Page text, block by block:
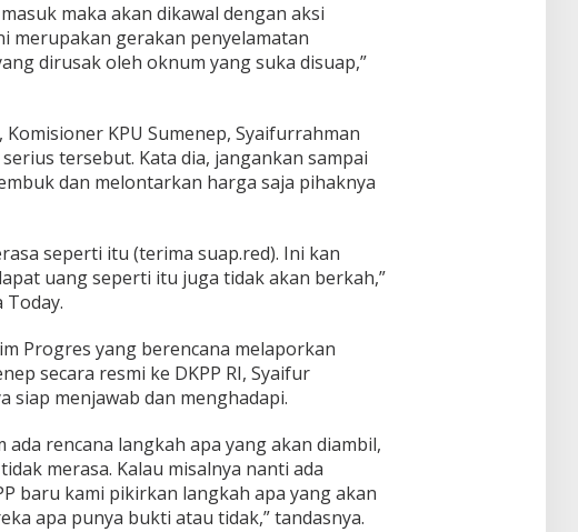
maka akan dikawal dengan aksi
merupakan gerakan penyelamatan
dirusak oleh oknum yang suka disuap,”
KPU Sumenep, Syaifurrahman
tersebut. Kata dia, jangankan sampai
dan melontarkan harga saja pihaknya
seperti itu (terima suap.red). Ini kan
uang seperti itu juga tidak akan berkah,”
Today.
Progres yang berencana melaporkan
secara resmi ke DKPP RI, Syaifur
siap menjawab dan menghadapi.
ada rencana langkah apa yang akan diambil,
merasa. Kalau misalnya nanti ada
baru kami pikirkan langkah apa yang akan
apa punya bukti atau tidak,” tandasnya.